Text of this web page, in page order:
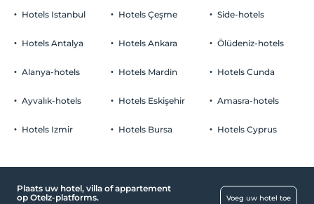
Parkeren (Buiten de faciliteit)
Sahur-ontbijt
Werkplekken
kinderen
Faciliteit heeft geen gratis voor kinderen-beleid
Hotels Istanbul
Hotels Antalya
Alanya-hotels
Ayvalık-hotels
Hotels Izmir
Hotels Çeşme
Hotels Ankara
Hotels Mardin
Hotels Eskişehir
Hotels Bursa
Side-hotels
Ölüdeniz-hotels
Hotels Cunda
Amasra-hotels
Hotels Cyprus
Plaats uw hotel, villa of appartement
op Otelz-platforms.
Voeg uw hotel toe